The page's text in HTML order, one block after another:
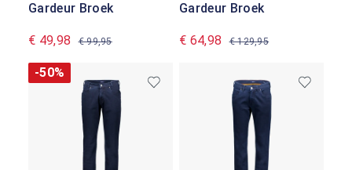
Gardeur Broek
€ 49,98 € 99,95
Gardeur Broek
€ 64,98 € 129,95
-50%